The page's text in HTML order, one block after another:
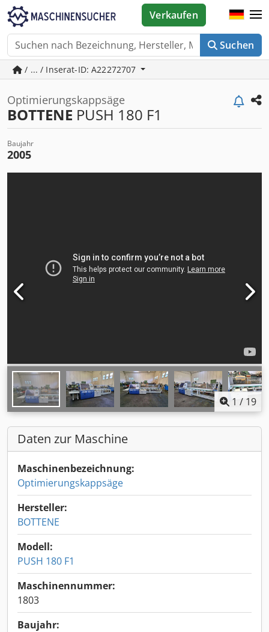
Suchen
Verkaufen
/ ... / Inserat-ID: A22272707
Optimierungskappsäge
BOTTENE PUSH 180 F1
Baujahr
2005
1 / 19
Daten zur Maschine
Maschinenbezeichnung:
Optimierungskappsäge
Hersteller:
BOTTENE
Modell:
PUSH 180 F1
Maschinennummer:
1803
Baujahr: